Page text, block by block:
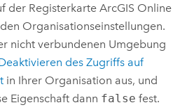
der RegisterkarteArcGIS Online
Organisationseinstellungen.
nicht verbundenen Umgebung
des Zugriffs auf
in Ihrer Organisation aus, und
Eigenschaft dann false fest.